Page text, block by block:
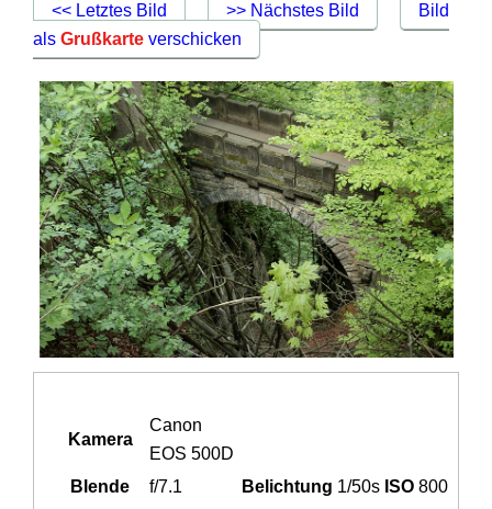
<< Letztes Bild >> Nächstes Bild
Bild
alsGrußkarte verschicken
Kamera
Canon
EOS 500D
Blende
f/7.1 Belichtung 1/50s ISO 800